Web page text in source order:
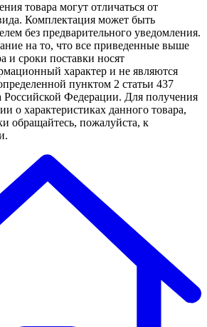
товара могут отличаться от
Комплектация может быть
без предварительного уведомления.
на то, что все приведенные выше
и сроки поставки носят
характер и не являются
пунктом 2 статьи 437
Российской Федерации. Для получения
о характеристиках данного товара,
обращайтесь, пожалуйста, к